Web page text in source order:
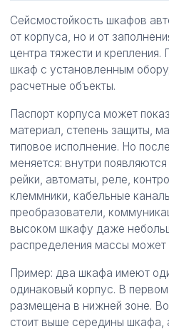
Сейсмостойкость шкафов
от корпуса, но и от
центра тяжести и крепления.
шкаф с установленным
расчетные объекты.
Паспорт корпуса может
материал, степень защиты,
типовое исполнение. Но
меняется: внутри
рейки, автоматы, реле,
клеммники, кабельные
преобразователи,
высоком шкафу даже
распределения массы
Пример: два шкафа имеют
одинаковый корпус. В
размещена в нижней зоне.
стоит выше середины шкафа,